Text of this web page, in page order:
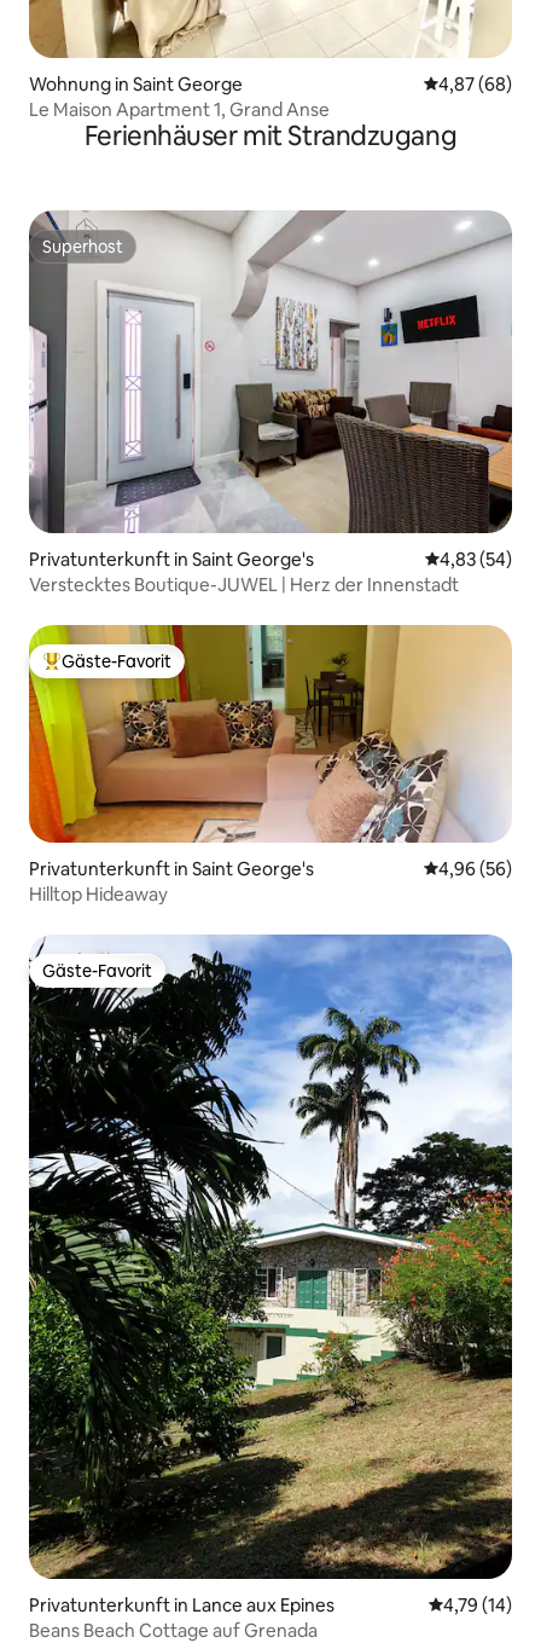
Wohnung in Saint George
4,87 (68)
Le Maison Apartment 1, Grand Anse
Ferienhäuser mit Strandzugang
Superhost
Superhost
Privatunterkunft in Saint George's
4,83 (54)
Verstecktes Boutique-JUWEL | Herz der Innenstadt
Beliebter Gäste-Favorit.
Gäste-Favorit
Privatunterkunft in Saint George's
4,96 (56)
Hilltop Hideaway
Gäste-Favorit
Gäste-Favorit
Privatunterkunft in Lance aux Epines
4,79 (14)
Beans Beach Cottage auf Grenada